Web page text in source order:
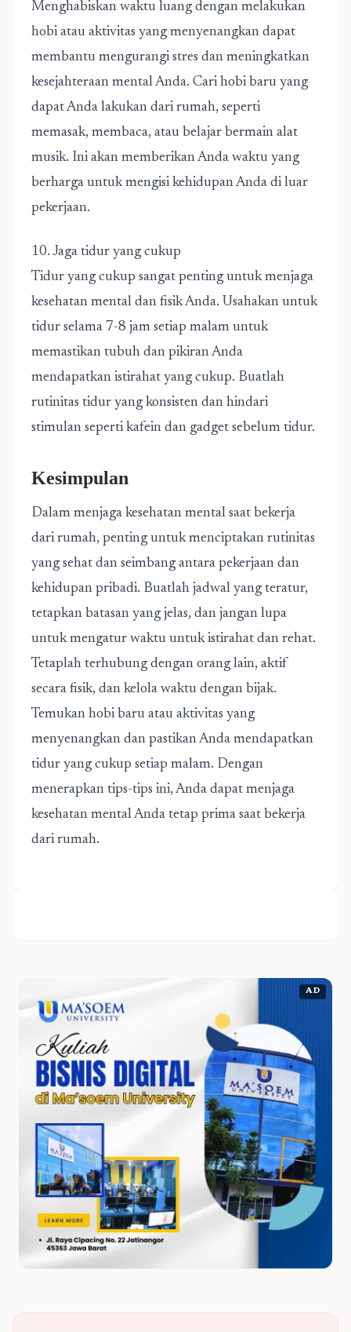
Menghabiskan waktu luang dengan melakukan
hobi atau aktivitas yang menyenangkan dapat
membantu mengurangi stres dan meningkatkan
kesejahteraan mental Anda. Cari hobi baru yang
dapat Anda lakukan dari rumah, seperti
memasak, membaca, atau belajar bermain alat
musik. Ini akan memberikan Anda waktu yang
berharga untuk mengisi kehidupan Anda di luar
pekerjaan.
10. Jaga tidur yang cukup
Tidur yang cukup sangat penting untuk menjaga
kesehatan mental dan fisik Anda. Usahakan untuk
tidur selama 7-8 jam setiap malam untuk
memastikan tubuh dan pikiran Anda
mendapatkan istirahat yang cukup. Buatlah
rutinitas tidur yang konsisten dan hindari
stimulan seperti kafein dan gadget sebelum tidur.
Kesimpulan
Dalam menjaga kesehatan mental saat bekerja
dari rumah, penting untuk menciptakan rutinitas
yang sehat dan seimbang antara pekerjaan dan
kehidupan pribadi. Buatlah jadwal yang teratur,
tetapkan batasan yang jelas, dan jangan lupa
untuk mengatur waktu untuk istirahat dan rehat.
Tetaplah terhubung dengan orang lain, aktif
secara fisik, dan kelola waktu dengan bijak.
Temukan hobi baru atau aktivitas yang
menyenangkan dan pastikan Anda mendapatkan
tidur yang cukup setiap malam. Dengan
menerapkan tips-tips ini, Anda dapat menjaga
kesehatan mental Anda tetap prima saat bekerja
dari rumah.
AD